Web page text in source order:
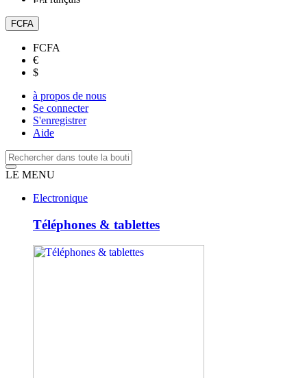
FCFA
FCFA
€
$
à propos de nous
Se connecter
S'enregistrer
Aide
LE MENU
Electronique
Téléphones & tablettes